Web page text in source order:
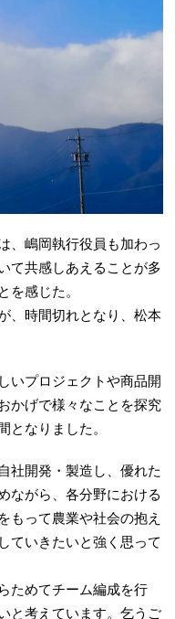
、嶋岡執行役員も加わっ
て共感しあえることが多
を感じた。
、時間切れとなり、松本
いプロジェクトや商品開
かげで様々なことを探究
となりました。
社開発・製造し、優れた
ながら、各分野における
もって農業や社会の抱え
ていきたいと強く思って
ためてチーム編成を行
と考えています。乞うご